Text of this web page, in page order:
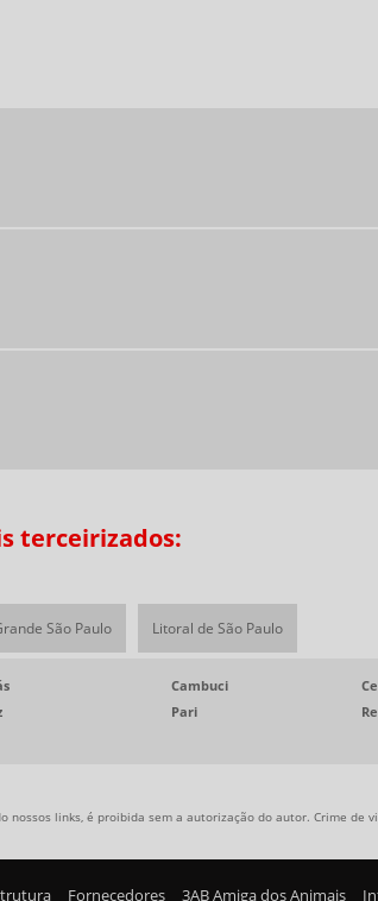
terceirizados:
São Paulo Litoral de São Paulo
Cambuci
Pari
links, é proibida sem a autorização do autor. Crime de
Fornecedores 3AB Amiga dos Animais